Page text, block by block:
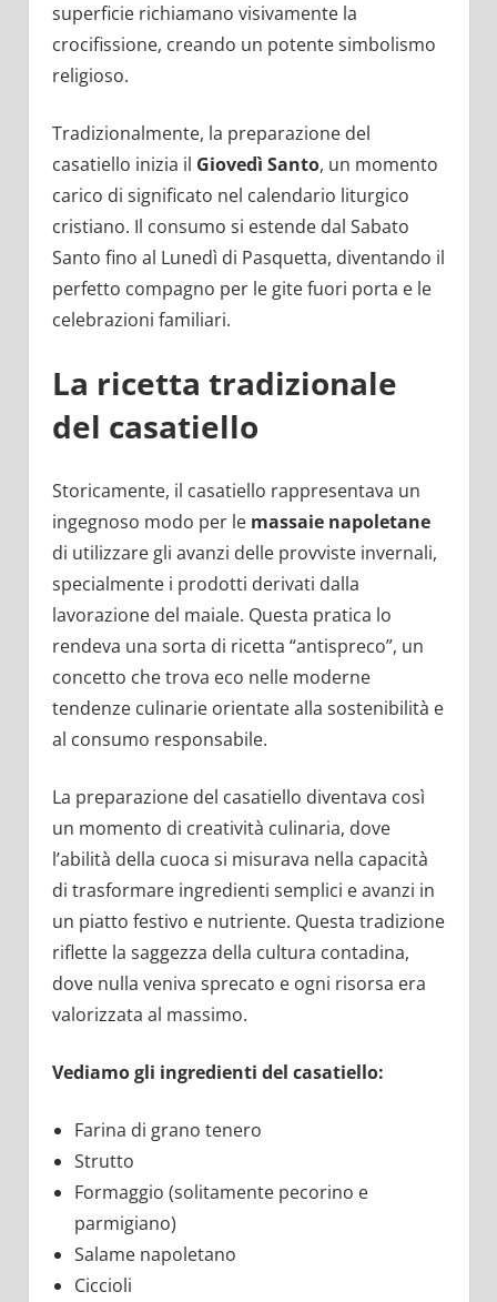
superficie richiamano visivamente la
crocifissione, creando un potente simbolismo
religioso.
Tradizionalmente, la preparazione del
casatiello inizia il Giovedì Santo, un momento
carico di significato nel calendario liturgico
cristiano. Il consumo si estende dal Sabato
Santo fino al Lunedì di Pasquetta, diventando il
perfetto compagno per le gite fuori porta e le
celebrazioni familiari.
La ricetta tradizionale
del casatiello
Storicamente, il casatiello rappresentava un
ingegnoso modo per le massaie napoletane
di utilizzare gli avanzi delle provviste invernali,
specialmente i prodotti derivati dalla
lavorazione del maiale. Questa pratica lo
rendeva una sorta di ricetta “antispreco”, un
concetto che trova eco nelle moderne
tendenze culinarie orientate alla sostenibilità e
al consumo responsabile.
La preparazione del casatiello diventava così
un momento di creatività culinaria, dove
l’abilità della cuoca si misurava nella capacità
di trasformare ingredienti semplici e avanzi in
un piatto festivo e nutriente. Questa tradizione
riflette la saggezza della cultura contadina,
dove nulla veniva sprecato e ogni risorsa era
valorizzata al massimo.
Vediamo gli ingredienti del casatiello:
Farina di grano tenero
Strutto
Formaggio (solitamente pecorino e
parmigiano)
Salame napoletano
Ciccioli